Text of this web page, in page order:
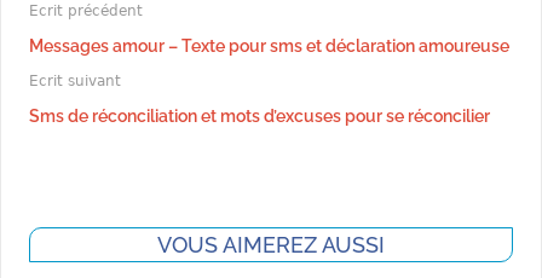
Ecrit précédent
Messages amour – Texte pour sms et déclaration amoureuse
Ecrit suivant
Sms de réconciliation et mots d’excuses pour se réconcilier
VOUS AIMEREZ AUSSI